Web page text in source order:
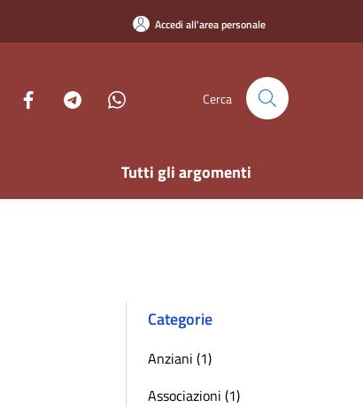
Accedi all'area personale
Cerca
Tutti gli argomenti
Categorie
Anziani (1)
Associazioni (1)